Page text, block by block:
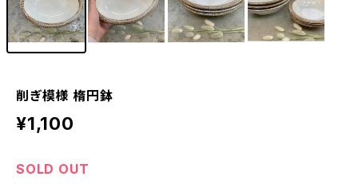
削ぎ模様 楕円鉢
¥1,100
SOLD OUT